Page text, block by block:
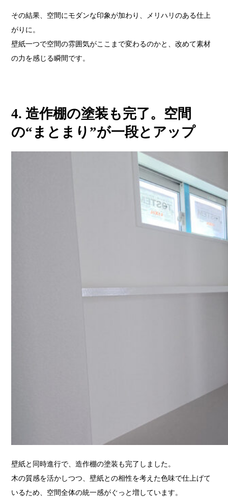
その結果、空間にモダンな印象が加わり、メリハリのある仕上
がりに。
壁紙一つで空間の雰囲気がここまで変わるのかと、改めて素材
の力を感じる瞬間です。
4. 造作棚の塗装も完了。空間
の“まとまり”が一段とアップ
壁紙と同時進行で、造作棚の塗装も完了しました。
木の質感を活かしつつ、壁紙との相性を考えた色味で仕上げて
いるため、空間全体の統一感がぐっと増しています。